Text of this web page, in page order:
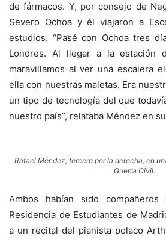
de fármacos. Y, por consejo de
Severo Ochoa y él viajaron a
estudios. “Pasé con Ochoa tres
Londres. Al llegar a la estación
maravillamos al ver una escalera
ella con nuestras maletas. Era
un tipo de tecnología del que
nuestro país”, relataba Méndez en
Rafael Méndez, tercero por la derecha, en
Guerra Civil.
Ambos habían sido
Residencia de Estudiantes de
a un recital del pianista polaco